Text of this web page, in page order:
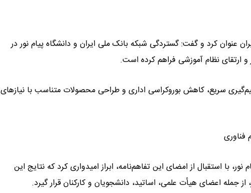
کرد و گفت: گستردگی شبکه بانک ملی ایران و دانشگاه پیام نور در
ارتقای نظام آموزشی فراهم کرده است.
سریع، کاهش بوروکراسی اداری و طراحی محصولات متناسب با نیازهای
فناوری
با استقبال از امضای این تفاهم‌نامه، ابراز امیدواری کرد که نتایج این
جمله اعضای هیأت علمی، اساتید، دانشجویان و کارکنان قرار گیرد.